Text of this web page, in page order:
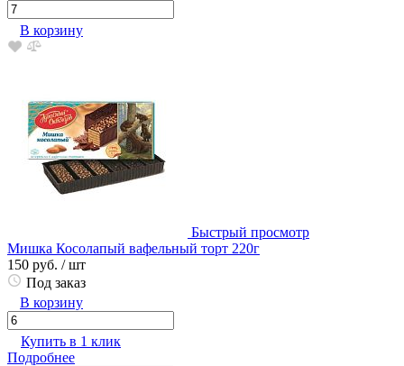
В корзину
Быстрый просмотр
Мишка Косолапый вафельный торт 220г
150 руб. / шт
Под заказ
В корзину
Купить в 1 клик
Подробнее